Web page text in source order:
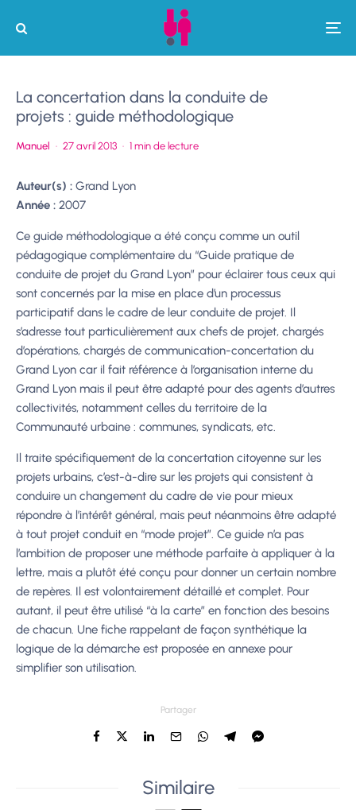
La concertation dans la conduite de
projets : guide méthodologique
Manuel · 27 avril 2013 · 1 min de lecture
Auteur(s) : Grand Lyon
Année : 2007
Ce guide méthodologique a été conçu comme un outil
pédagogique complémentaire du “Guide pratique de
conduite de projet du Grand Lyon” pour éclairer tous ceux qui
sont concernés par la mise en place d’un processus
participatif dans le cadre de leur conduite de projet. Il
s’adresse tout particulièrement aux chefs de projet, chargés
d’opérations, chargés de communication-concertation du
Grand Lyon car il fait référence à l’organisation interne du
Grand Lyon mais il peut être adapté pour des agents d’autres
collectivités, notamment celles du territoire de la
Communauté urbaine : communes, syndicats, etc.
Il traite spécifiquement de la concertation citoyenne sur les
projets urbains, c’est-à-dire sur les projets qui consistent à
conduire un changement du cadre de vie pour mieux
répondre à l’intérêt général, mais peut néanmoins être adapté
à tout projet conduit en “mode projet”. Ce guide n’a pas
l’ambition de proposer une méthode parfaite à appliquer à la
lettre, mais a plutôt été conçu pour donner un certain nombre
de repères. Il est volontairement détaillé et complet. Pour
autant, il peut être utilisé “à la carte” en fonction des besoins
de chacun. Une fiche rappelant de façon synthétique la
logique de la démarche est proposée en annexe pour
simplifier son utilisation.
Partager
Similaire